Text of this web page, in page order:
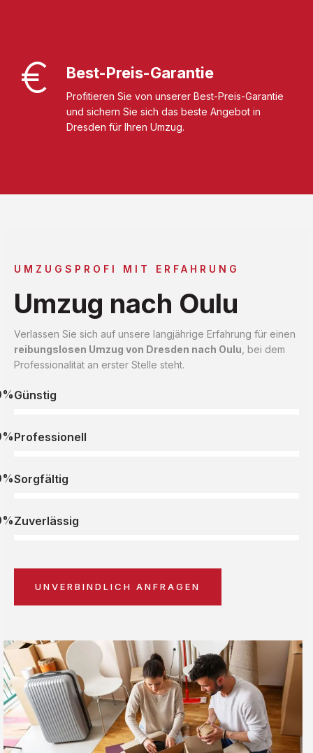
Best-Preis-Garantie
Profitieren Sie von unserer Best-Preis-Garantie
und sichern Sie sich das beste Angebot in
Dresden für Ihren Umzug.
UMZUGSPROFI MIT ERFAHRUNG
Umzug nach Oulu
Verlassen Sie sich auf unsere langjährige Erfahrung für einen
reibungslosen Umzug von Dresden nach Oulu , bei dem
Professionalität an erster Stelle steht.
Günstig
Professionell
Sorgfältig
Zuverlässig
UNVERBINDLICH ANFRAGEN